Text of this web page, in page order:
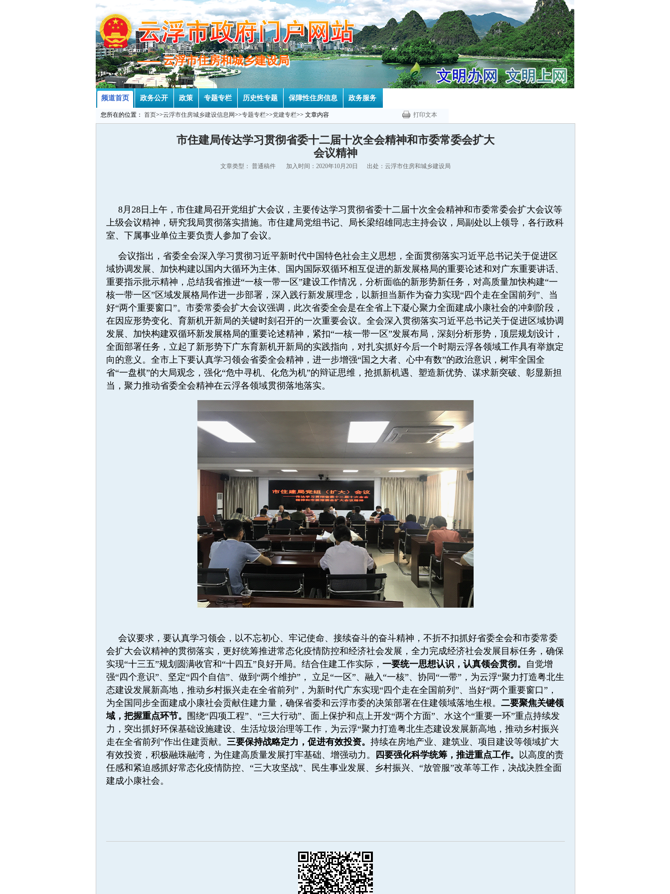
—— 云浮市住房和城乡建设局
—— 云浮市住房和城乡建设局
频道首页 政务公开 政策 专题专栏 历史性专题 保障性住房信息 政务服务
打印文本
您所在的位置： 首页>>云浮市住房城乡建设信息网>>专题专栏>>党建专栏>> 文章内容
市住建局传达学习贯彻省委十二届十次全会精神和市委常委会扩大
会议精神
文章类型： 普通稿件 加入时间：2020年10月20日 出处：云浮市住房和城乡建设局
8月28日上午，市住建局召开党组扩大会议，主要传达学习贯彻省委十二届十次全会精神和市委常委会扩大会议等
上级会议精神，研究我局贯彻落实措施。市住建局党组书记、局长梁绍雄同志主持会议，局副处以上领导，各行政科
室、下属事业单位主要负责人参加了会议。
会议指出，省委全会深入学习贯彻习近平新时代中国特色社会主义思想，全面贯彻落实习近平总书记关于促进区
域协调发展、加快构建以国内大循环为主体、国内国际双循环相互促进的新发展格局的重要论述和对广东重要讲话、
重要指示批示精神，总结我省推进“一核一带一区”建设工作情况，分析面临的新形势新任务，对高质量加快构建“一
核一带一区”区域发展格局作进一步部署，深入践行新发展理念，以新担当新作为奋力实现“四个走在全国前列”、当
好“两个重要窗口”。市委常委会扩大会议强调，此次省委全会是在全省上下凝心聚力全面建成小康社会的冲刺阶段，
在因应形势变化、育新机开新局的关键时刻召开的一次重要会议。全会深入贯彻落实习近平总书记关于促进区域协调
发展、加快构建双循环新发展格局的重要论述精神，紧扣“一核一带一区”发展布局，深刻分析形势，顶层规划设计，
全面部署任务，立起了新形势下广东育新机开新局的实践指向，对扎实抓好今后一个时期云浮各领域工作具有举旗定
向的意义。全市上下要认真学习领会省委全会精神，进一步增强“国之大者、心中有数”的政治意识，树牢全国全
省“一盘棋”的大局观念，强化“危中寻机、化危为机”的辩证思维，抢抓新机遇、塑造新优势、谋求新突破、彰显新担
当，聚力推动省委全会精神在云浮各领域贯彻落地落实。
会议要求，要认真学习领会，以不忘初心、牢记使命、接续奋斗的奋斗精神，不折不扣抓好省委全会和市委常委
会扩大会议精神的贯彻落实，更好统筹推进常态化疫情防控和经济社会发展，全力完成经济社会发展目标任务，确保
实现“十三五”规划圆满收官和“十四五”良好开局。结合住建工作实际， 一要统一思想认识，认真领会贯彻。 自觉增
强“四个意识”、坚定“四个自信”、做到“两个维护”， 立足“一区”、融入“一核”、协同“一带”，为云浮“聚力打造粤北生
态建设发展新高地，推动乡村振兴走在全省前列”，为新时代广东实现“四个走在全国前列”、当好“两个重要窗口”，
为全国同步全面建成小康社会贡献住建力量，确保省委和云浮市委的决策部署在住建领域落地生根。 二要聚焦关键领
域，把握重点环节。
围绕“四项工程”、“三大行动”、面上保护和点上开发“两个方面”、水这个“重要一环”重点持续发
力，突出抓好环保基础设施建设、生活垃圾治理等工作，为云浮“聚力打造粤北生态建设发展新高地，推动乡村振兴
走在全省前列”作出住建贡献。 三要保持战略定力，促进有效投资。 持续在房地产业、建筑业、项目建设等领域扩大
有效投资，积极融珠融湾，为住建高质量发展打牢基础、增强动力。
四要强化科学统筹，推进重点工作。 以高度的责
任感和紧迫感抓好常态化疫情防控、“三大攻坚战”、民生事业发展、乡村振兴、“放管服”改革等工作，决战决胜全面
建成小康社会。